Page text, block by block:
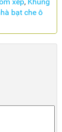
bạt che ô